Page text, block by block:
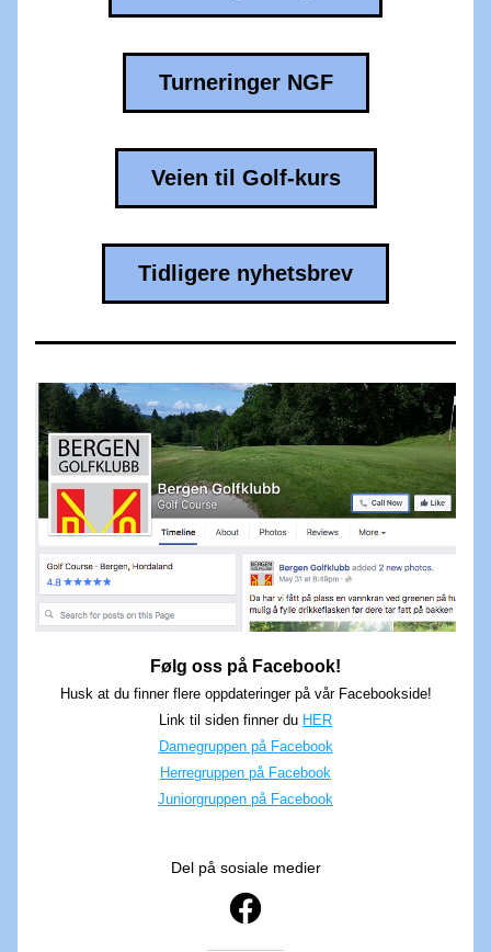
Turneringer NGF
Veien til Golf-kurs
Tidligere nyhetsbrev
Følg oss på Facebook!
Husk at du finner flere oppdateringer på vår Facebookside!
Link til siden finner du HER
Damegruppen på Facebook
Herregruppen på Facebook
Juniorgruppen på Facebook
Del på sosiale medier